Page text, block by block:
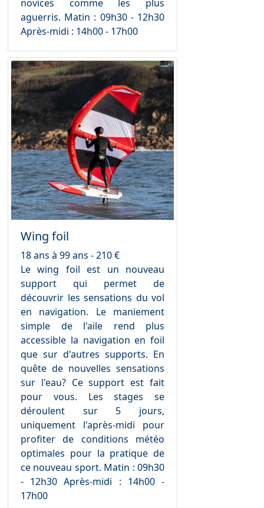
novices comme les plus
aguerris. Matin : 09h30 - 12h30
Après-midi : 14h00 - 17h00
Wing foil
18 ans à 99 ans - 210 €
Le wing foil est un nouveau
support qui permet de
découvrir les sensations du vol
en navigation. Le maniement
simple de l'aile rend plus
accessible la navigation en foil
que sur d'autres supports. En
quête de nouvelles sensations
sur l'eau? Ce support est fait
pour vous. Les stages se
déroulent sur 5 jours,
uniquement l'après-midi pour
profiter de conditions météo
optimales pour la pratique de
ce nouveau sport. Matin : 09h30
- 12h30 Après-midi : 14h00 -
17h00